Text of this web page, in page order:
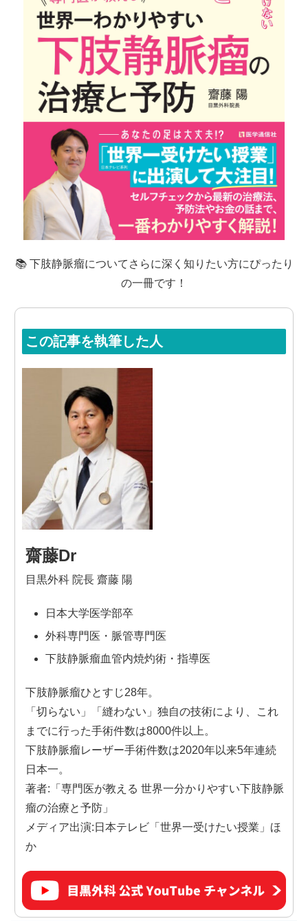
📚 下肢静脈瘤についてさらに深く知りたい方にぴったり
の一冊です！
この記事を執筆した人
齋藤Dr
目黒外科 院長 齋藤 陽
日本大学医学部卒
外科専門医・脈管専門医
下肢静脈瘤血管内焼灼術・指導医
下肢静脈瘤ひとすじ28年。
「切らない」「縫わない」独自の技術により、これ
までに行った手術件数は8000件以上。
下肢静脈瘤レーザー手術件数は2020年以来5年連続
日本一。
著者:「専門医が教える 世界一分かりやすい下肢静脈
瘤の治療と予防」
メディア出演:日本テレビ「世界一受けたい授業」ほ
か